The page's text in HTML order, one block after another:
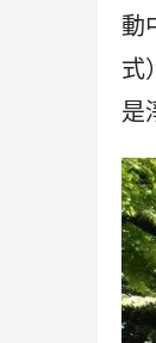
動
式
是